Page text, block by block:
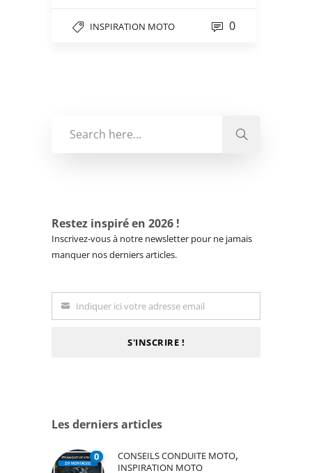
INSPIRATION MOTO 0
Restez inspiré en 2026 !
Inscrivez-vous à notre newsletter pour ne jamais
manquer nos derniers articles.
EmailIndiquer ici votre adresse email
S'INSCRIRE !
Les derniers articles
0 CONSEILS CONDUITE MOTO,
INSPIRATION MOTO